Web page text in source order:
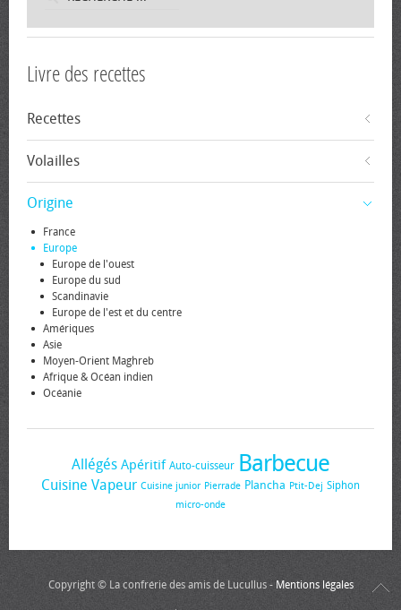
Livre des recettes
Recettes
Volailles
Origine
France
Europe
Europe de l'ouest
Europe du sud
Scandinavie
Europe de l'est et du centre
Amériques
Asie
Moyen-Orient Maghreb
Afrique & Océan indien
Océanie
Allégés Apéritif Auto-cuisseur Barbecue
Cuisine Vapeur Cuisine junior Pierrade Plancha Ptit-Dej Siphon
micro-onde
Copyright © La confrérie des amis de Lucullus - Mentions légales